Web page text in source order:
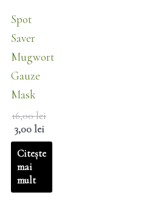
Spot
Saver
Mugwort
Gauze
Mask
16,00lei
3,00lei
Citește
mai
mult